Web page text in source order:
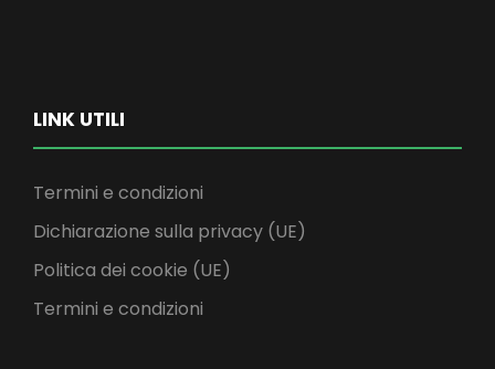
LINK UTILI
Termini e condizioni
Dichiarazione sulla privacy (UE)
Politica dei cookie (UE)
Termini e condizioni